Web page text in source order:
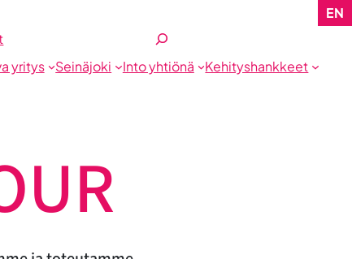
Etsi
yritys Seinäjoki Into yhtiönä Kehityshankkeet
EN